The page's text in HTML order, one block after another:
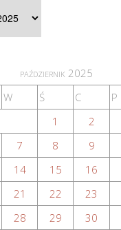
październik 2025
W Ś C P
1
2
7 8 9
14 15 16
21 22 23
28 29 30